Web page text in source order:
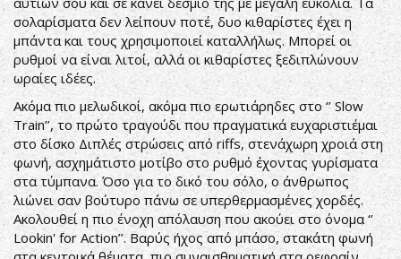
σολαρίσματα δεν λείπουν ποτέ, δυο κιθαρίστες έχει η
μπάντα και τους χρησιμοποιεί καταλλήλως. Μπορεί οι
ρυθμοί να είναι λιτοί, αλλά οι κιθαρίστες ξεδιπλώνουν
ωραίες ιδέες.
Ακόμα πιο μελωδικοί, ακόμα πιο ερωτιάρηδες στο ‘’ Slow
Train’’, το πρώτο τραγούδι που πραγματικά ευχαριστιέμαι
στο δίσκο Διπλές στρώσεις από riffs, στενάχωρη χροιά στη
φωνή, ασχημάτιστο μοτίβο στο ρυθμό έχοντας γυρίσματα
στα τύμπανα. Όσο για το δικό του σόλο, ο άνθρωπος
λιώνει σαν βούτυρο πάνω σε υπερθερμασμένες χορδές.
Ακολουθεί η πιο ένοχη απόλαυση που ακούει στο όνομα ‘’
Lookin' for Action’’. Βαρύς ήχος από μπάσο, στακάτη φωνή